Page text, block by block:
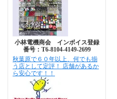
小林電機商会 インボイス登録
番号：T6-8104-4149-2699
秋葉原で６０年以上、何でも揃
う店として定評！ 店舗があるか
ら安心です！！